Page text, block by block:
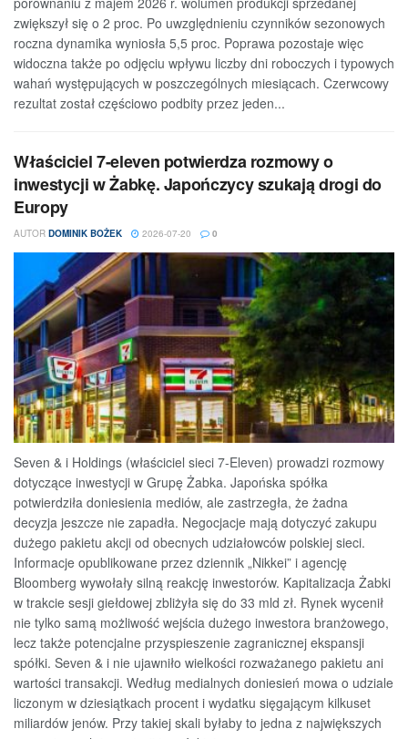
zwiększył się o 2 proc. Po uwzględnieniu czynników sezonowych
roczna dynamika wyniosła 5,5 proc. Poprawa pozostaje więc
widoczna także po odjęciu wpływu liczby dni roboczych i typowych
wahań występujących w poszczególnych miesiącach. Czerwcowy
rezultat został częściowo podbity przez jeden...
Właściciel 7-eleven potwierdza rozmowy o
inwestycji w Żabkę. Japończycy szukają drogi do
Europy
AUTOR DOMINIK BOŻEK 2026-07-20 0
Seven & i Holdings (właściciel sieci 7-Eleven) prowadzi rozmowy
dotyczące inwestycji w Grupę Żabka. Japońska spółka
potwierdziła doniesienia mediów, ale zastrzegła, że żadna
decyzja jeszcze nie zapadła. Negocjacje mają dotyczyć zakupu
dużego pakietu akcji od obecnych udziałowców polskiej sieci.
Informacje opublikowane przez dziennik „Nikkei” i agencję
Bloomberg wywołały silną reakcję inwestorów. Kapitalizacja Żabki
w trakcie sesji giełdowej zbliżyła się do 33 mld zł. Rynek wycenił
nie tylko samą możliwość wejścia dużego inwestora branżowego,
lecz także potencjalne przyspieszenie zagranicznej ekspansji
spółki. Seven & i nie ujawniło wielkości rozważanego pakietu ani
wartości transakcji. Według medialnych doniesień mowa o udziale
liczonym w dziesiątkach procent i wydatku sięgającym kilkuset
miliardów jenów. Przy takiej skali byłaby to jedna z największych